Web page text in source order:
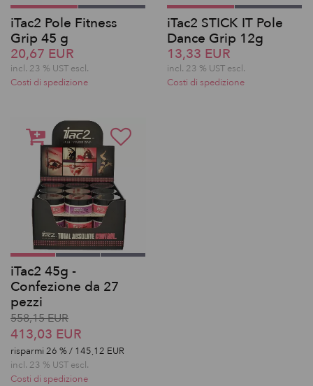
iTac2 Pole Fitness
Grip 45 g
20,67 EUR
incl. 23 % UST escl.
Costi di spedizione
iTac2 STICK IT Pole
Dance Grip 12g
13,33 EUR
incl. 23 % UST escl.
Costi di spedizione
iTac2 45g -
Confezione da 27
pezzi
558,15 EUR
413,03 EUR
risparmi 26 % / 145,12 EUR
incl. 23 % UST escl.
Costi di spedizione